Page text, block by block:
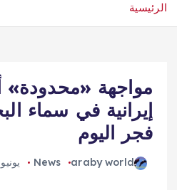
الرئيسية
مواجهة «محدودة»
إيرانية في سماء
فجر اليوم
araby world
News يونيو 3, 2026